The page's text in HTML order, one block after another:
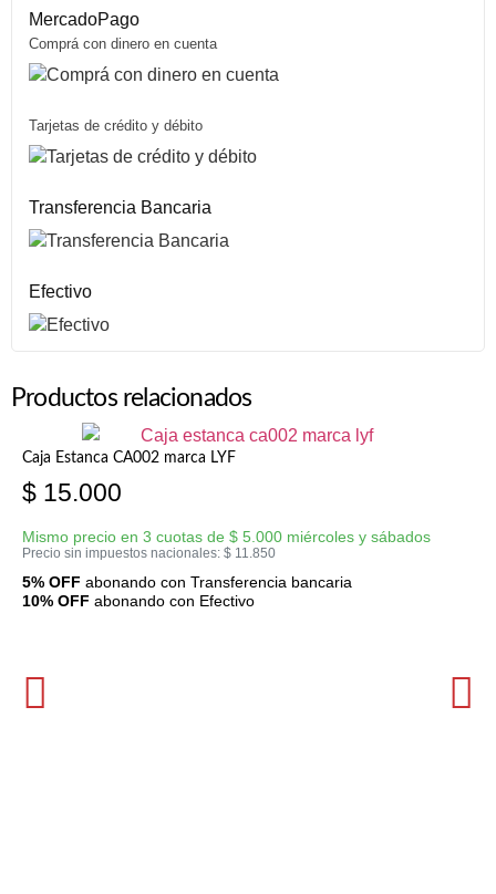
MercadoPago
Comprá con dinero en cuenta
Tarjetas de crédito y débito
Transferencia Bancaria
Efectivo
Productos relacionados
Caja Estanca CA002 marca LYF
$ 15.000
Mismo precio en 3 cuotas de $ 5.000 miércoles y sábados
Precio sin impuestos nacionales: $ 11.850
5% OFF abonando con Transferencia bancaria
10% OFF abonando con Efectivo